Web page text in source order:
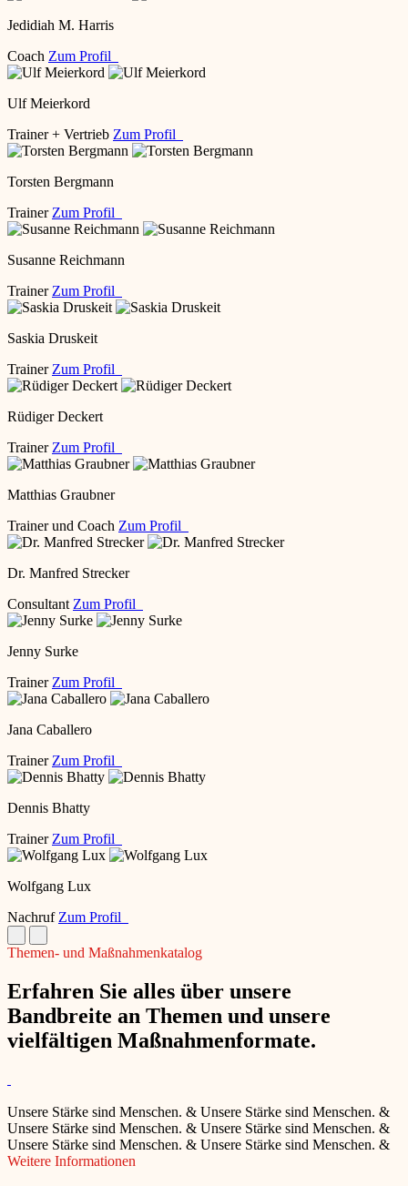
Jedidiah M. Harris
Coach Zum Profil
Ulf Meierkord
Trainer + Vertrieb Zum Profil
Torsten Bergmann
Trainer Zum Profil
Susanne Reichmann
Trainer Zum Profil
Saskia Druskeit
Trainer Zum Profil
Rüdiger Deckert
Trainer Zum Profil
Matthias Graubner
Trainer und Coach Zum Profil
Dr. Manfred Strecker
Consultant Zum Profil
Jenny Surke
Trainer Zum Profil
Jana Caballero
Trainer Zum Profil
Dennis Bhatty
Trainer Zum Profil
Wolfgang Lux
Nachruf Zum Profil
Themen- und Maßnahmenkatalog
Erfahren Sie alles über unsere
Bandbreite an Themen und unsere
vielfältigen Maßnahmenformate.
Unsere Stärke sind Menschen. & Unsere Stärke sind Menschen. &
Unsere Stärke sind Menschen. & Unsere Stärke sind Menschen. &
Unsere Stärke sind Menschen. & Unsere Stärke sind Menschen. &
Weitere Informationen